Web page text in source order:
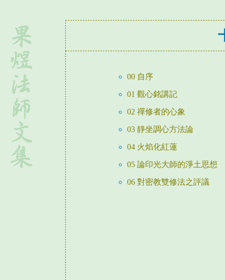
00 自序
01 觀心銘講記
02 禪修者的心象
03 靜坐調心方法論
04 火焰化紅蓮
05 論印光大師的淨土思想
06 對密教雙修法之評議